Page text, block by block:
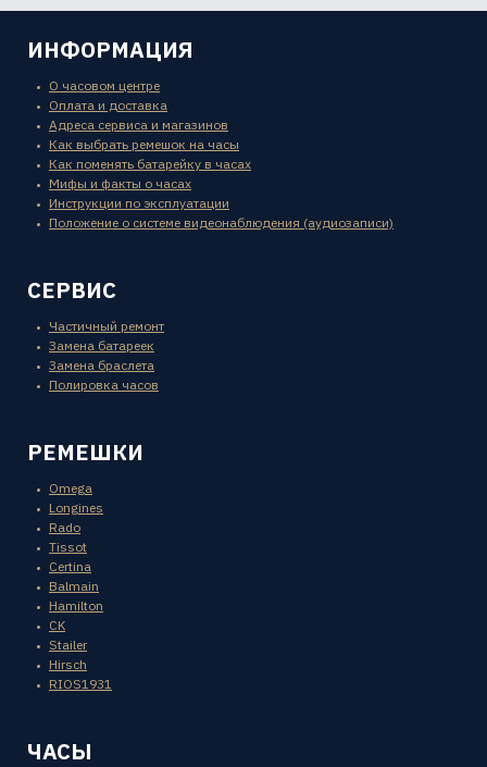
ИНФОРМАЦИЯ
О часовом центре
Оплата и доставка
Адреса сервиса и магазинов
Как выбрать ремешок на часы
Как поменять батарейку в часах
Мифы и факты о часах
Инструкции по эксплуатации
Положение о системе видеонаблюдения (аудиозаписи)
СЕРВИС
Частичный ремонт
Замена батареек
Замена браслета
Полировка часов
РЕМЕШКИ
Omega
Longines
Rado
Tissot
Certina
Balmain
Hamilton
CK
Stailer
Hirsch
RIOS1931
ЧАСЫ